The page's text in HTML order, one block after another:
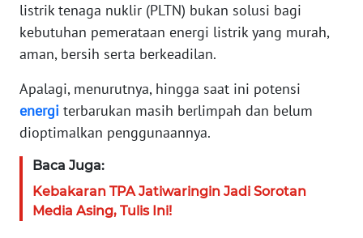
listrik tenaga nuklir (PLTN) bukan solusi bagi
kebutuhan pemerataan energi listrik yang murah,
aman, bersih serta berkeadilan.
Apalagi, menurutnya, hingga saat ini potensi
energi terbarukan masih berlimpah dan belum
dioptimalkan penggunaannya.
Baca Juga:
Kebakaran TPA Jatiwaringin Jadi Sorotan
Media Asing, Tulis Ini!
Wahana
News
WN
SUMUT
WN
JAKARTA